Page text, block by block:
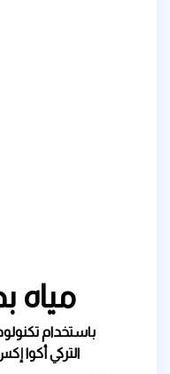
مياه
باستخدام
التركي أكوا